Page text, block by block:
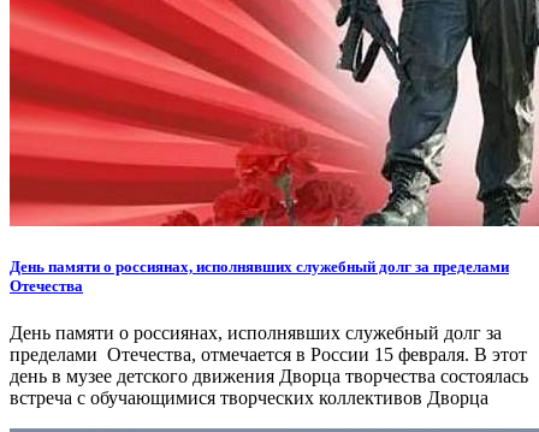
День памяти о россиянах, исполнявших служебный долг за пределами
Отечества
День памяти о россиянах, исполнявших служебный долг за
пределами Отечества, отмечается в России 15 февраля. В этот
день в музее детского движения Дворца творчества состоялась
встреча с обучающимися творческих коллективов Дворца